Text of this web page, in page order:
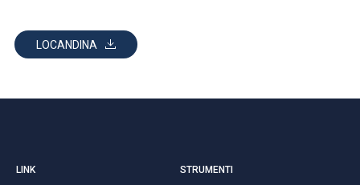
LOCANDINA
LINK STRUMENTI